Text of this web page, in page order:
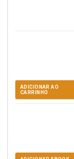
ADICIONAR AO
CARRINHO